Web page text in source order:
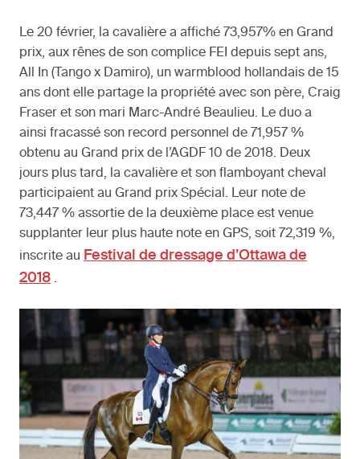
Le 20 février, la cavalière a affiché 73,957% en Grand
prix, aux rênes de son complice FEI depuis sept ans,
All In (Tango x Damiro), un warmblood hollandais de 15
ans dont elle partage la propriété avec son père, Craig
Fraser et son mari Marc-André Beaulieu. Le duo a
ainsi fracassé son record personnel de 71,957 %
obtenu au Grand prix de l’AGDF 10 de 2018. Deux
jours plus tard, la cavalière et son flamboyant cheval
participaient au Grand prix Spécial. Leur note de
73,447 % assortie de la deuxième place est venue
supplanter leur plus haute note en GPS, soit 72,319 %,
inscrite au Festival de dressage d’Ottawa de
2018 .